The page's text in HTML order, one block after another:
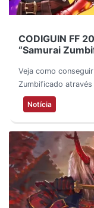
CODIGUIN FF
“Samurai
Veja como
Zumbificado através
Notícia